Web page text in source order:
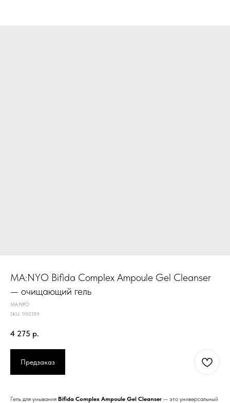
MA:NYO Bifida Complex Ampoule Gel Cleanser
— очищающий гель
MA:NYO
SKU: 900189
4 275 р.
Предзаказ
Гель для умывания Bifida Complex Ampoule Gel Cleanser — это универсальный